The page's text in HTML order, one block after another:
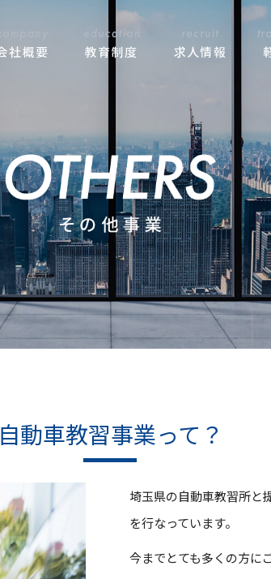
自動車教習事業って？
埼玉県の自動車教習所と
を行なっています。
今までとても多くの方に